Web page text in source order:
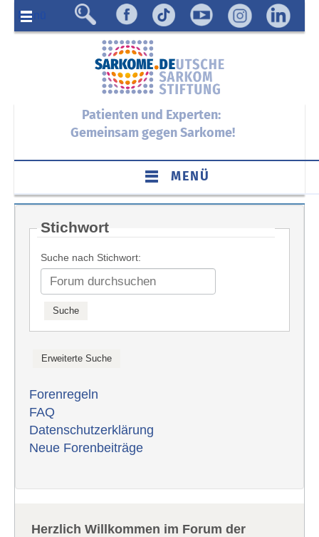
Menü
Patienten und Experten:
Gemeinsam gegen Sarkome!
MENÜ
Stichwort
Suche nach Stichwort:
Forenregeln
FAQ
Datenschutzerklärung
Neue Forenbeiträge
Herzlich Willkommen im Forum der